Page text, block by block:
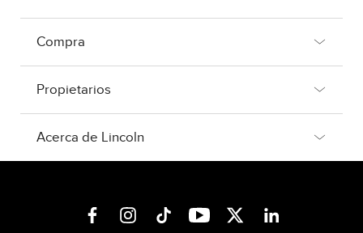
Compra
Propietarios
Acerca de Lincoln